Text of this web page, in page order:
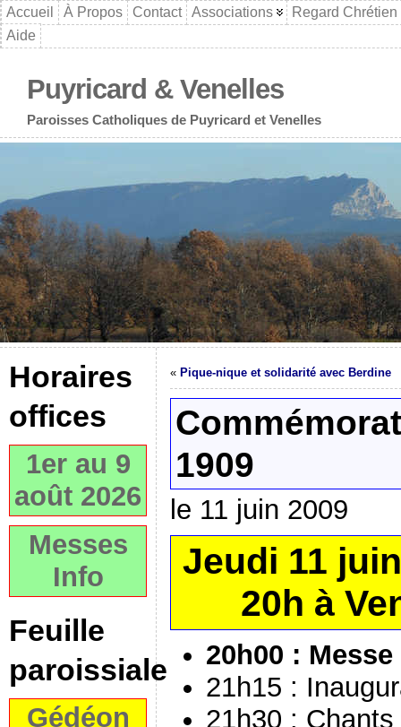
Accueil À Propos Contact Associations
Regard Chrétien
Aide
Puyricard & Venelles
Paroisses Catholiques de Puyricard et Venelles
Horaires
offices
1er au 9
août 2026
Messes
Info
Feuille
paroissiale
Gédéon
« Pique-nique et solidarité avec Berdine
1909
le 11 juin 2009
Jeudi 11
20h à
20h00 :
21h15 :
21h30 :